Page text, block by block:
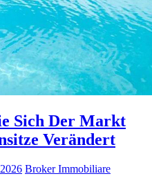
Sich Der Markt
Verändert
Broker Immobiliare